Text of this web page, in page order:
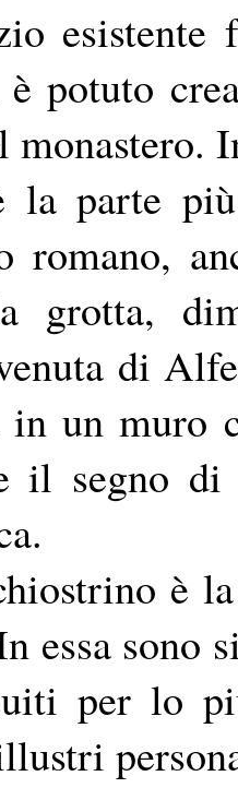
potuto
monastero.
parte più
romano,
grotta,
di
un muro
il segno di
è
essa sono
per lo